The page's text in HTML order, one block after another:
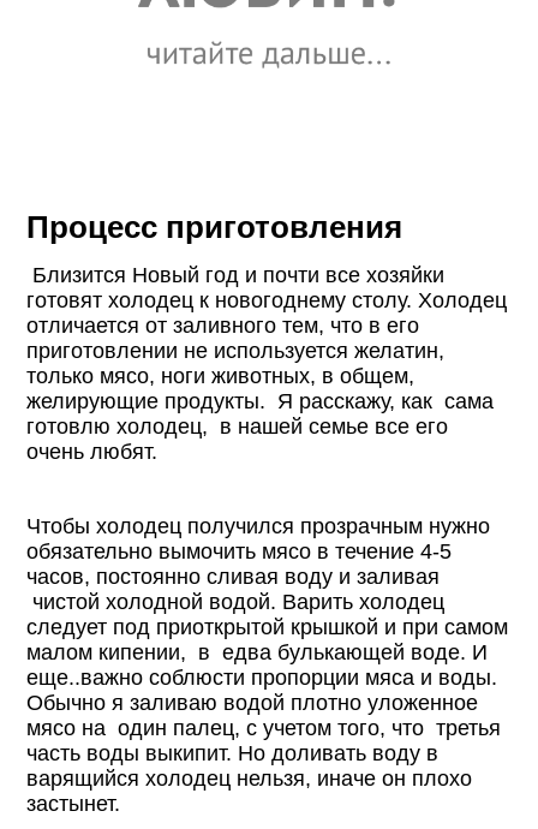
Процесс приготовления
Близится Новый год и почти все хозяйки
готовят холодец к новогоднему столу. Холодец
отличается от заливного тем, что в его
приготовлении не используется желатин,
только мясо, ноги животных, в общем,
желирующие продукты. Я расскажу, как сама
готовлю холодец, в нашей семье все его
очень любят.
Чтобы холодец получился прозрачным нужно
обязательно вымочить мясо в течение 4-5
часов, постоянно сливая воду и заливая
чистой холодной водой. Варить холодец
следует под приоткрытой крышкой и при самом
малом кипении, в едва булькающей воде. И
еще..важно соблюсти пропорции мяса и воды.
Обычно я заливаю водой плотно уложенное
мясо на один палец, с учетом того, что третья
часть воды выкипит. Но доливать воду в
варящийся холодец нельзя, иначе он плохо
застынет.